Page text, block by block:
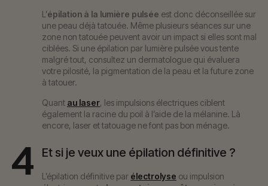
L’épilation à la lumière pulsée est donc déconseillée sur
une peau déjà tatouée. Même plusieurs séances sur une
zone non tatouée peuvent avoir un impact si elles sont mal
ciblées. Si une épilation par lumière pulsée vous tente
malgré tout, consultez un dermatologue qui évaluera
votre pilosité, la pigmentation de la peau et la future zone
à tatouer.
Quant au laser, les impulsions électriques ciblent
également la racine du poil à l’aide de la mélanine. Là
encore, laser et tatouage ne font pas bon ménage.
4 Et si je veux une épilation définitive ?
L’épilation définitive par électrolyse ou impulsion